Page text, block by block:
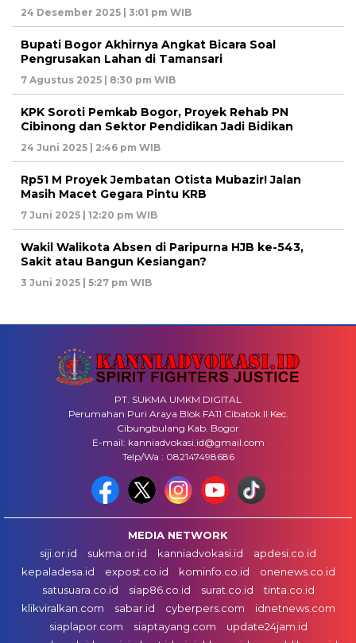
24 Desember 2025 | 3:01 pm WIB
Bupati Bogor Akhirnya Angkat Bicara Soal
Pengrusakan Lahan di Tamansari
7 Agustus 2025 | 8:30 pm WIB
KPK Soroti Pemkab Bogor, Proyek Rehab PN
Cibinong dan Sektor Pendidikan Jadi Bidikan
24 Juni 2025 | 2:46 pm WIB
Rp51 M Proyek Jembatan Otista Mubazir! Jalan
Masih Macet Gegara Pintu KRB
7 Juni 2025 | 12:20 pm WIB
Wakil Walikota Absen di Paripurna HJB ke-543,
Sakit atau Bangun Kesiangan?
3 Juni 2025 | 5:27 pm WIB
PT. SUKMA UMKM DIGITAL
Perumahan Puri Araya Blok FA11 Cibatok II Kec.
Cibungbulang Kab. Bogor
E-mail: kanniadvokasi.id@gmail.com
Telp/Wa : 082147498686
MEDIA NETWORK
siji.or.id
sukma.or.id kanniadvokasi.id
apdesi.co.id
kepaladesa.id
expost.co.id kominfo.co.id
onenews.co.id
satusuara.co.id
siap86.co.id surat.co.id
tinta.co.id
klikviralkan.com
sabar.id cyberpers.com
idnetnews.com
siaplapor.com
siaptayang.com
update24jam.id